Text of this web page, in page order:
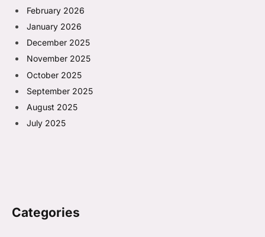
February 2026
January 2026
December 2025
November 2025
October 2025
September 2025
August 2025
July 2025
Categories